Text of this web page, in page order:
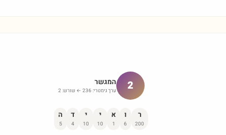
2 המגשר
ערך גימטרי: 236 ← שורש:2
ר
200
ו
6
א
1
י
10
י
10
ד
4
ה
5